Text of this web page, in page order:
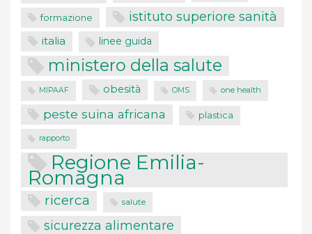
formazione istituto superiore sanità
italia linee guida
ministero della salute
MIPAAF obesità OMS one health
peste suina africana plastica
rapporto
Regione Emilia-
Romagna
ricerca salute
sicurezza alimentare